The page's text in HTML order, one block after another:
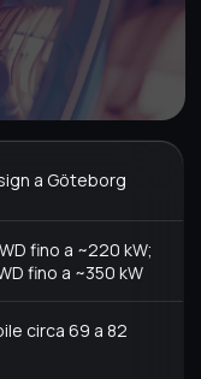
a Göteborg
fino a ~220 kW;
fino a ~350 kW
circa 69 a 82